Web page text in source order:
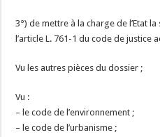
3°) de mettre à la charge de l’Etat
l’article L. 761-1 du code de justice
Vu les autres pièces du dossier ;
Vu :
– le code de l’environnement ;
– le code de l’urbanisme ;